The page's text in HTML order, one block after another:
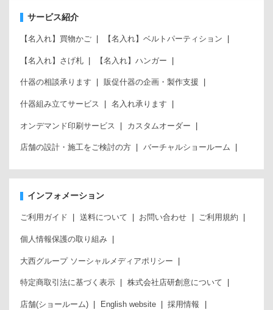
サービス紹介
【名入れ】買物かご 【名入れ】ベルトパーティション
【名入れ】さげ札 【名入れ】ハンガー
什器の相談承ります 販促什器の企画・製作支援
什器組み立てサービス 名入れ承ります
オンデマンド印刷サービス カスタムオーダー
店舗の設計・施工をご検討の方 バーチャルショールーム
インフォメーション
ご利用ガイド 送料について お問い合わせ ご利用規約
個人情報保護の取り組み
大西グループ ソーシャルメディアポリシー
特定商取引法に基づく表示 株式会社店研創意について
店舗(ショールーム) English website 採用情報